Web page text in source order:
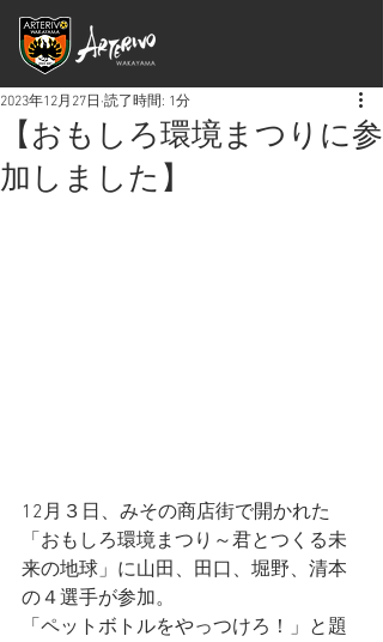
【おもしろ環境まつりに参
加しました】
2023年12月27日 読了時間: 1分
12月３日、みその商店街で開かれた
「おもしろ環境まつり～君とつくる未
来の地球」に山田、田口、堀野、清本
の４選手が参加。
「ペットボトルをやっつけろ！」と題